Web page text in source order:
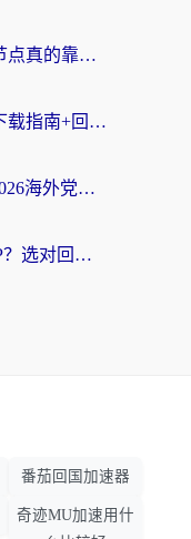
海外党避坑指南：免费VPN节点真的靠谱吗？教你选对回国加速器无缝访问国内资源
海外党必看：电脑免费VPN下载指南+回国加速器选择全攻略，告别地区限制
归雁加速器改成什么那个？2026海外党回国加速全攻略：告别地区限制，轻松刷剧玩游戏
海外MacBook连不上国内APP？选对回国VPN，告别地区限制的烦恼
番茄回国加速器
奇迹MU加速用什